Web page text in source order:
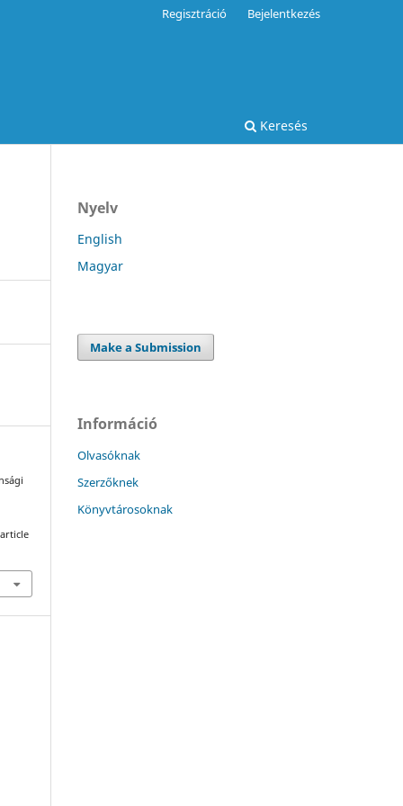
Keresés
Regisztráció Bejelentkezés
Nyelv
English
Magyar
Make a Submission
Információ
Olvasóknak
Szerzőknek
Könyvtárosoknak